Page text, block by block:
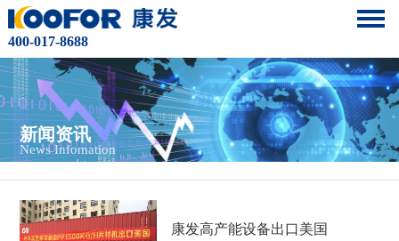
400-017-8688
新闻资讯
News Infomation
康发高产能设备出口美国